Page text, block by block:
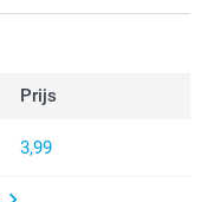
Prijs
3,99